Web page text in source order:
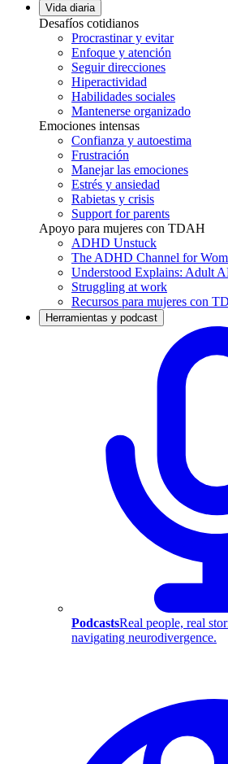
Vida diaria
Desafíos cotidianos
Procrastinar y evitar
Enfoque y atención
Seguir direcciones
Hiperactividad
Habilidades sociales
Mantenerse organizado
Emociones intensas
Confianza y autoestima
Frustración
Manejar las emociones
Estrés y ansiedad
Rabietas y crisis
Support for parents
Apoyo para mujeres con TDAH
ADHD Unstuck
The ADHD Channel for
Understood Explains: Adult
Struggling at work
Recursos para mujeres con
Herramientas y podcast
PodcastsReal people, real
navigating neurodivergence.